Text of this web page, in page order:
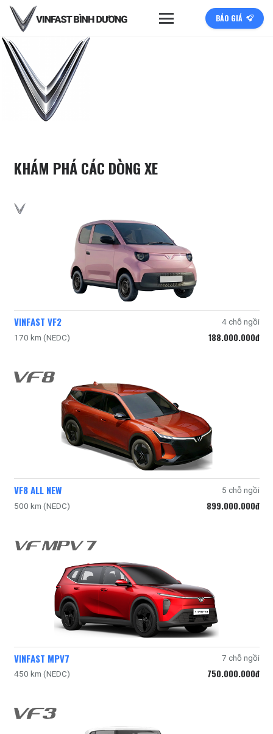
BÁO GIÁ
KHÁM PHÁ CÁC DÒNG XE
VINFAST VF2
4 chỗ ngồi
170 km (NEDC)
188.000.000đ
VF8 ALL NEW
5 chỗ ngồi
500 km (NEDC)
899.000.000đ
VINFAST MPV7
7 chỗ ngồi
450 km (NEDC)
750.000.000đ